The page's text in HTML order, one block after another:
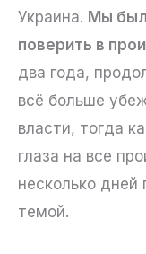
Украина. Мы
поверить в
два года,
всё больше
власти, тогда
глаза на все
несколько дней
темой.